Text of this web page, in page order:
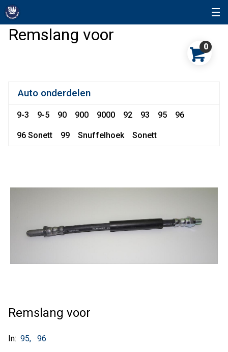
Remslang voor
0
Auto onderdelen
9-3 9-5 90 900 9000 92 93 95 96
96 Sonett 99 Snuffelhoek Sonett
Remslang voor
In: 95 96